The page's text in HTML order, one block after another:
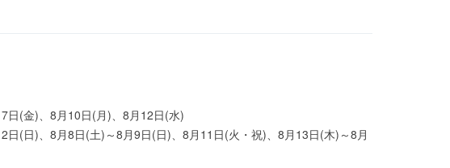
日(金)、8月10日(月)、8月12日(水)
(日)、8月8日(土)～8月9日(日)、8月11日(火・祝)、8月13日(木)～8月